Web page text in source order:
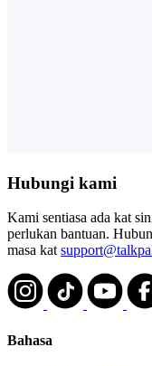
Hubungi kami
Kami sentiasa ada kat
perlukan bantuan.
masa kat
Bahasa